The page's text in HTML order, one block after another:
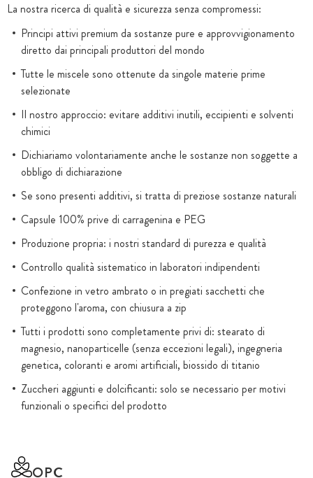
La nostra ricerca di qualità e sicurezza senza compromessi:
Principi attivi premium da sostanze pure e approvvigionamento
diretto dai principali produttori del mondo
Tutte le miscele sono ottenute da singole materie prime
selezionate
Il nostro approccio: evitare additivi inutili, eccipienti e solventi
chimici
Dichiariamo volontariamente anche le sostanze non soggette a
obbligo di dichiarazione
Se sono presenti additivi, si tratta di preziose sostanze naturali
Capsule 100% prive di carragenina e PEG
Produzione propria: i nostri standard di purezza e qualità
Controllo qualità sistematico in laboratori indipendenti
Confezione in vetro ambrato o in pregiati sacchetti che
proteggono l'aroma, con chiusura a zip
Tutti i prodotti sono completamente privi di: stearato di
magnesio, nanoparticelle (senza eccezioni legali), ingegneria
genetica, coloranti e aromi artificiali, biossido di titanio
Zuccheri aggiunti e dolcificanti: solo se necessario per motivi
funzionali o specifici del prodotto
OPC